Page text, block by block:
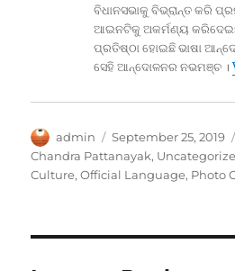
ବିଧାନସଭାକୁ ବିଭ୍ରାନ୍ତ କରି
ଆଇନଟିକୁ ଅକର୍ମଣ୍ୟ
ପ୍ରତିଷ୍ଠା ହୋଇଛି ଭାଷା
ସେହି ଆନ୍ଦୋଳନର ନଭମଞ୍ଚ ।
Author
admin
Posted
on
September 25, 2019
Chandra Pattanayak,
Culture,Official Language, Photo